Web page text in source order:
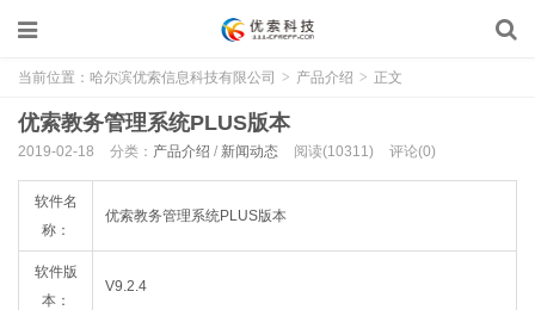
当前位置： 哈尔滨优索信息科技有限公司 > 产品介绍 > 正文
优索教务管理系统PLUS版本
2019-02-18 分类： 产品介绍 / 新闻动态 阅读(10311) 评论(0)
软件名
称：
优索教务管理系统PLUS版本
软件版
本：
V9.2.4